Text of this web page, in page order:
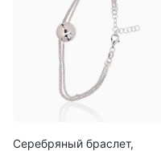
Серебряный браслет,